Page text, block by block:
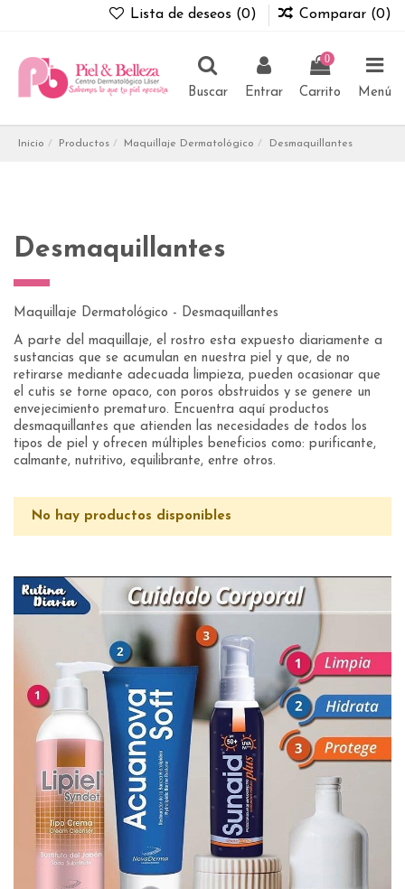
Lista de deseos (0) Comparar (0)
Buscar Entrar
0
Carrito Menú
Inicio Productos Maquillaje Dermatológico Desmaquillantes
Desmaquillantes
Maquillaje Dermatológico - Desmaquillantes
A parte del maquillaje, el rostro esta expuesto diariamente a
sustancias que se acumulan en nuestra piel y que, de no
retirarse mediante adecuada limpieza, pueden ocasionar que
el cutis se torne opaco, con poros obstruidos y se genere un
envejecimiento prematuro. Encuentra aquí productos
desmaquillantes que atienden las necesidades de todos los
tipos de piel y ofrecen múltiples beneficios como: purificante,
calmante, nutritivo, equilibrante, entre otros.
No hay productos disponibles